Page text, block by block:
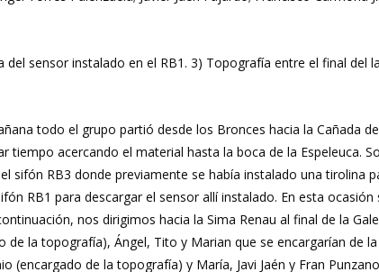
del sensor instalado en el RB1. 3) Topografía entre el final
todo el grupo partió desde los Bronces hacia la Cañada
acercando el material hasta la boca de la Espeleuca.
sifón RB3 donde previamente se había instalado una tirolina
RB1 para descargar el sensor allí instalado. En esta
nos dirigimos hacia la Sima Renau al final de la
la topografía), Ángel, Tito y Marian que se encargarían de
(encargado de la topografía) y María, Javi Jaén y Fran